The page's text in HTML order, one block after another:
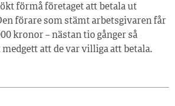
förmå företaget att betala ut
förare som stämt arbetsgivaren får
kronor – nästan tio gånger så
att de var villiga att betala.